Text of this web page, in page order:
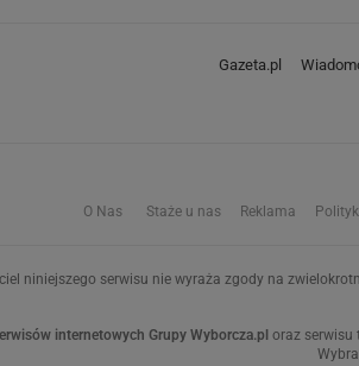
Gazeta.pl
O Nas Staże u nas Reklama
niniejszego serwisu nie wyraża zgody na
internetowych Grupy Wyborcza.pl oraz serwisu